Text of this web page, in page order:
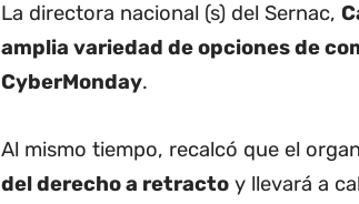
La directora nacional (s) del Sernac,
amplia variedad de opciones de
CyberMonday.
Al mismo tiempo, recalcó que el
del derecho a retracto y llevará a